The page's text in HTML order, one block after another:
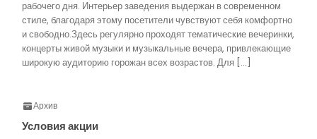
рабочего дня. Интерьер заведения выдержан в современном
стиле, благодаря этому посетители чувствуют себя комфортно
и свободно.Здесь регулярно проходят тематические вечеринки,
концерты живой музыки и музыкальные вечера, привлекающие
широкую аудиторию горожан всех возрастов. Для […]
Архив
Условия акции